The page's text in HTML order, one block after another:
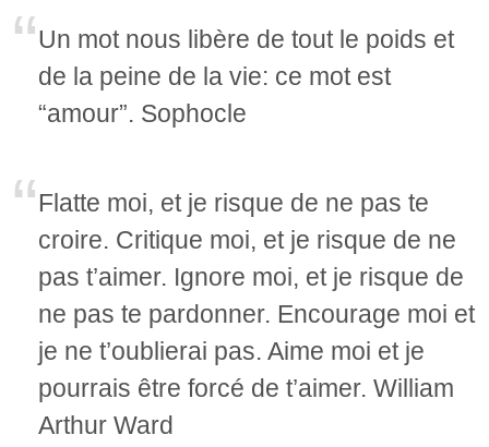
Un mot nous libère de tout le poids et
de la peine de la vie: ce mot est
“amour”. Sophocle
Flatte moi, et je risque de ne pas te
croire. Critique moi, et je risque de ne
pas t’aimer. Ignore moi, et je risque de
ne pas te pardonner. Encourage moi et
je ne t’oublierai pas. Aime moi et je
pourrais être forcé de t’aimer. William
Arthur Ward